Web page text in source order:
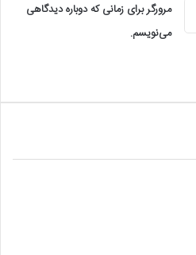
مرورگر برای زمانی که دوباره دیدگاهی
می‌نویسم.